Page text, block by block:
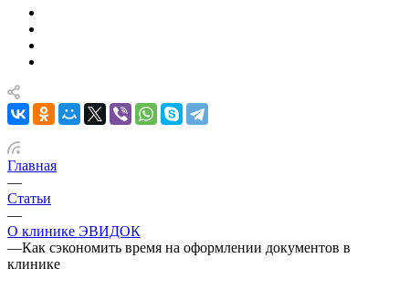
Главная
—
Статьи
—
О клинике ЭВИДОК
—Как сэкономить время на оформлении документов в
клинике